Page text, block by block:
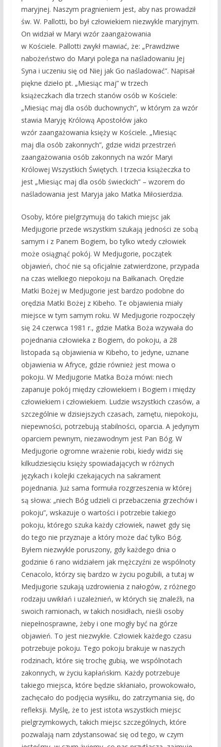
maryjnej. Naszym pragnieniem jest, aby nas prowadził
św. W. Pallotti, bo był człowiekiem niezwykle maryjnym.
On widział w Maryi wzór zaangażowania
w Kościele. Pallotti zwykł mawiać, że: „Prawdziwe
nabożeństwo do Maryi polega na naśladowaniu Jej
Syna i uczeniu się od Niej jak Go naśladować”. Napisał
piękne dzieło pt. „Miesiąc maj” w trzech
książeczkach dla trzech stanów osób w Kościele:
„Miesiąc maj dla osób duchownych”, w którym za wzór
stawia Maryję Królową Apostołów jako
wzór zaangażowania księży w Kościele. „Miesiąc
maj dla osób zakonnych”, gdzie widzi przestrzeń
zaangażowania osób zakonnych na wzór Maryi
Królowej Wszystkich Świętych. I trzecia książeczka to
jest „Miesiąc maj dla osób świeckich” – wzorem do
naśladowania jest Maryja jako Matka Miłosierdzia.
Osoby, które pielgrzymują do takich miejsc jak
Medjugorie przede wszystkim szukają jedności ze sobą
samym i z Panem Bogiem, bo tylko wtedy człowiek
może osiągnąć pokój. W Medjugorie, początek
objawień, choć nie są oficjalnie zatwierdzone, przypada
na czas wielkiego niepokoju na Bałkanach. Orędzie
Matki Bożej w Medjugorie jest bardzo podobne do
orędzia Matki Bożej z Kibeho. Te objawienia miały
miejsce w tym samym roku. W Medjugorie rozpoczęły
się 24 czerwca 1981 r., gdzie Matka Boża wzywała do
pojednania człowieka z Bogiem, do pokoju, a 28
listopada są objawienia w Kibeho, to jedyne, uznane
objawienia w Afryce, gdzie również jest mowa o
pokoju. W Medjugorie Matka Boża mówi: niech
zapanuje pokój między człowiekiem i Bogiem i między
człowiekiem i człowiekiem. Ludzie wszystkich czasów, a
szczególnie w dzisiejszych czasach, zamętu, niepokoju,
niepewności, potrzebują stabilności, oparcia. A jedynym
oparciem pewnym, niezawodnym jest Pan Bóg. W
Medjugorie ogromne wrażenie robi, kiedy widzi się
kilkudziesięciu księży spowiadających w różnych
językach i kolejki czekających na sakrament
pojednania. Już sama formuła rozgrzeszenia w której
są słowa: „niech Bóg udzieli ci przebaczenia grzechów i
pokoju”, wskazuje o wartości i potrzebie takiego
pokoju, którego szuka każdy człowiek, nawet gdy się
do tego nie przyznaje a który może dać tylko Bóg.
Byłem niezwykle poruszony, gdy każdego dnia o
godzinie 6 rano widziałem jak mężczyźni ze wspólnoty
Cenacolo, którzy się bardzo w życiu pogubili, a tutaj w
Medjugorie szukają uzdrowienia z nałogów, z różnego
rodzaju uwikłań i uzależnień, w których się znaleźli, na
swoich ramionach, w takich nosidłach, nieśli osoby
niepełnosprawne, żeby i one mogły być na górze
objawień. To jest niezwykłe. Człowiek każdego czasu
potrzebuje pokoju. Tego pokoju brakuje w naszych
rodzinach, które się trochę gubią, we wspólnotach
zakonnych, w życiu kapłańskim. Każdy potrzebuje
takiego miejsca, które będzie skłaniało, prowokowało,
zachęcało do podjęcia wysiłku, do zatrzymania się, do
refleksji. Myślę, że to jest istota wszystkich miejsc
pielgrzymkowych, takich miejsc szczególnych, które
pozwalają nam zdystansować się od tego, w czym